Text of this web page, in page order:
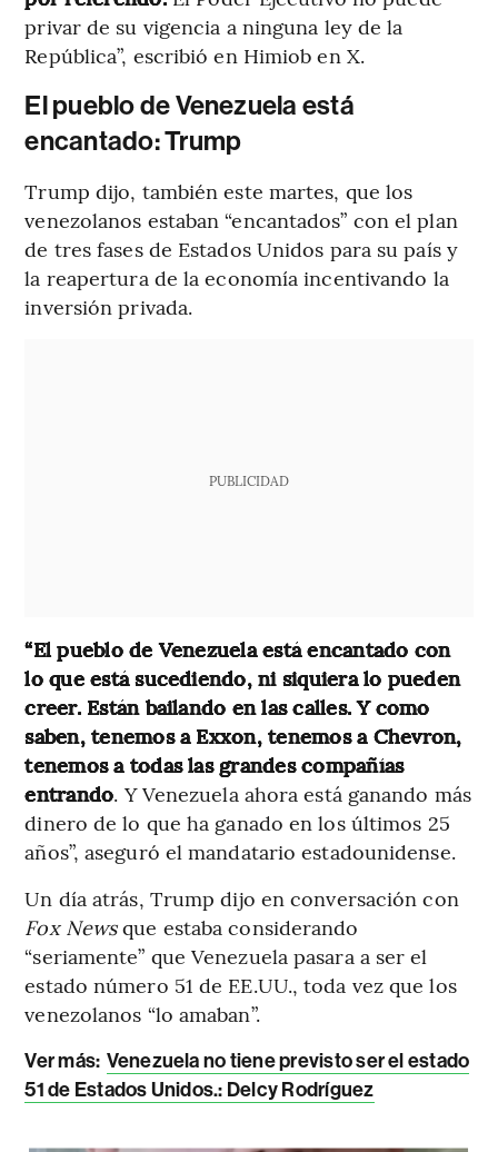
privar de su vigencia a ninguna ley de la
República”, escribió en Himiob en X.
El pueblo de Venezuela está
encantado: Trump
Trump dijo, también este martes, que los
venezolanos estaban “encantados” con el plan
de tres fases de Estados Unidos para su país y
la reapertura de la economía incentivando la
inversión privada.
PUBLICIDAD
“El pueblo de Venezuela está encantado con
lo que está sucediendo, ni siquiera lo pueden
creer. Están bailando en las calles. Y como
saben, tenemos a Exxon, tenemos a Chevron,
tenemos a todas las grandes compañías
entrando. Y Venezuela ahora está ganando más
dinero de lo que ha ganado en los últimos 25
años”, aseguró el mandatario estadounidense.
Un día atrás, Trump dijo en conversación con
Fox Newsque estaba considerando
“seriamente” que Venezuela pasara a ser el
estado número 51 de EE.UU., toda vez que los
venezolanos “lo amaban”.
Ver más: Venezuela no tiene previsto ser el estado
51 de Estados Unidos.: Delcy Rodríguez